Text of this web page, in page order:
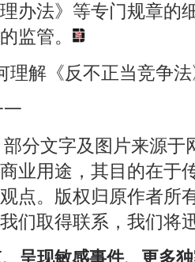
理办法》等专门规章的
监管。
理解《反不正当竞争
部分文字及图片来源
业用途，其目的在于
点。版权归原作者所
们取得联系，我们将
呈现敏感事件、更多